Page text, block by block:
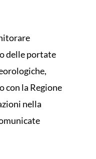
delle portate
con la Regione
nella